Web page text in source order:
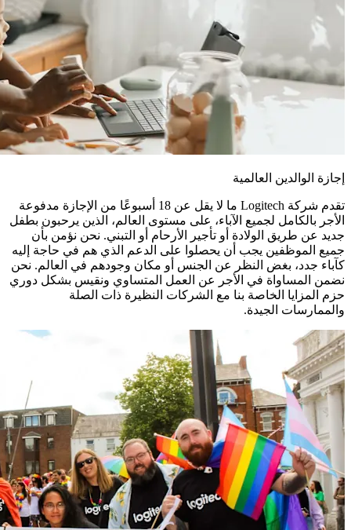
إجازة الوالدين العالمية
تقدم شركة Logitech ما لا يقل عن 18 أسبوعًا من الإجازة مدفوعة
الأجر بالكامل لجميع الآباء، على مستوى العالم، الذين يرحبون بطفل
جديد عن طريق الولادة أو تأجير الأرحام أو التبني. نحن نؤمن بأن
جميع الموظفين يجب أن يحصلوا على الدعم الذي هم في حاجة إليه
كآباء جدد، بغض النظر عن الجنس أو مكان وجودهم في العالم. نحن
نضمن المساواة في الأجر عن العمل المتساوي ونقيس بشكل دوري
حزم المزايا الخاصة بنا مع الشركات النظيرة ذات الصلة
والممارسات الجيدة.